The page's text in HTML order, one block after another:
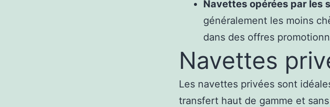
Navettes opérées par les
généralement les moins
dans des offres
Navettes
Les navettes privées sont
transfert haut de gamme et